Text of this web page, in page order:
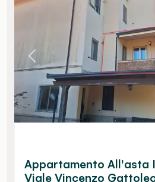
Appartamento All'asta
Viale Vincenzo